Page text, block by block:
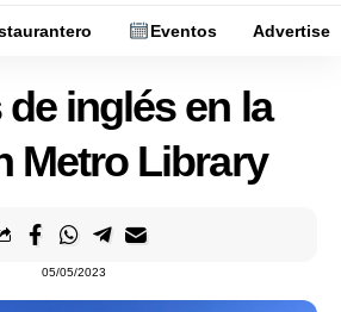
Eventos Advertise
inglés en la
Metro Library
05/05/2023